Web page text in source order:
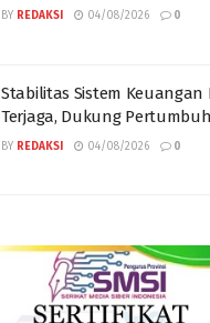
BY REDAKSI 04/08/2026 0
Stabilitas Sistem Keuangan
Terjaga, Dukung
BY REDAKSI 04/08/2026 0